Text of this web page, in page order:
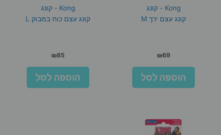
Kong - קונג
קונג עצם ירך M
₪69
הוספה לסל
Kong - קונג
קונג עצם כוח במבוק L
₪85
הוספה לסל